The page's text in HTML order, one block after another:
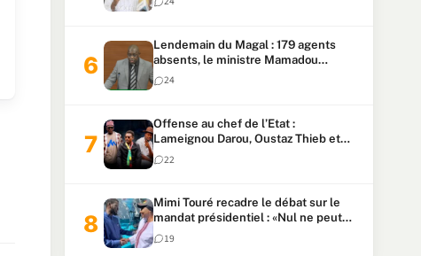
constitutionnelle
Lendemain du Magal : 179 agents
absents, le ministre Mamadou
Lamine Dianté exige des explications
24
Offense au chef de l’Etat :
Lameignou Darou, Oustaz Thieb et
Ndiaye Touba lourdement
condamnés
22
Mimi Touré recadre le débat sur le
mandat présidentiel : «Nul ne peut
faire plus de deux mandats
consécutifs de 5 ans»
19